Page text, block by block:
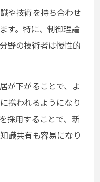
や技術を持ち合わせ
す。特に、制御理論
野の技術者は慢性的
が下がることで、よ
携われるようになり
採用することで、新
識共有も容易になり